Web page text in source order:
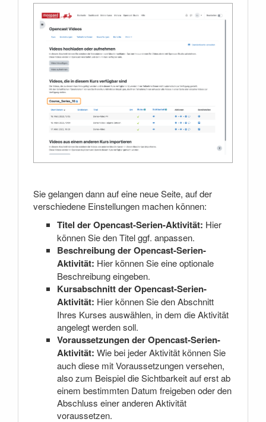
Sie gelangen dann auf eine neue Seite, auf der
verschiedene Einstellungen machen können:
Titel der Opencast-Serien-Aktivität: Hier
können Sie den Titel ggf. anpassen.
Beschreibung der Opencast-Serien-
Aktivität: Hier können Sie eine optionale
Beschreibung eingeben.
Kursabschnitt der Opencast-Serien-
Aktivität: Hier können Sie den Abschnitt
Ihres Kurses auswählen, in dem die Aktivität
angelegt werden soll.
Voraussetzungen der Opencast-Serien-
Aktivität: Wie bei jeder Aktivität können Sie
auch diese mit Voraussetzungen versehen,
also zum Beispiel die Sichtbarkeit auf erst ab
einem bestimmten Datum freigeben oder den
Abschluss einer anderen Aktivität
voraussetzen.